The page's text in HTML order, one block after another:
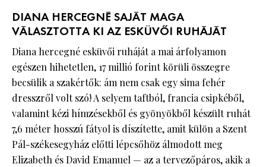
DIANA HERCEGNÉ SAJÁT MAGA
VÁLASZTOTTA KI AZ ESKÜVŐI RUHÁJÁT
Diana hercegné esküvői ruháját a mai árfolyamon
egészen hihetetlen, 17 millió forint körüli összegre
becsülik a szakértők: ám nem csak egy sima fehér
dresszről volt szó! A selyem taftból, francia csipkéből,
valamint kézi hímzésekből és gyönyökből készült ruhát
7,6 méter hosszú fátyol is díszítette, amit külön a Szent
Pál-székesegyház előtti lépcsőhöz álmodott meg
Elizabeth és David Emanuel — az a tervezőpáros, akik a